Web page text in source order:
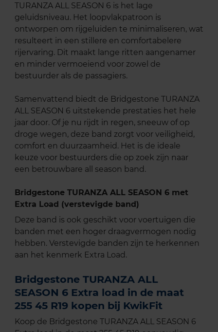
TURANZA ALL SEASON 6 is het lage
geluidsniveau. Het loopvlakpatroon is
ontworpen om rijgeluiden te minimaliseren, wat
resulteert in een stillere en comfortabelere
rijervaring. Dit maakt lange ritten aangenamer
en minder vermoeiend voor zowel de
bestuurder als de passagiers.
Samenvattend biedt de Bridgestone TURANZA
ALL SEASON 6 uitstekende prestaties het hele
jaar door. Of je nu rijdt in regen, sneeuw of op
droge wegen, deze band zorgt voor veiligheid,
comfort en duurzaamheid. Het is de ideale
keuze voor bestuurders die op zoek zijn naar
een betrouwbare all season band.
Bridgestone TURANZA ALL SEASON 6 met
Extra Load (verstevigde band)
Deze band is ook geschikt voor voertuigen die
banden met een hoger draagvermogen nodig
hebben. Verstevigde banden zijn te herkennen
aan het kenmerk Extra Load.
Bridgestone TURANZA ALL
SEASON 6 Extra load in de maat
255 45 R19 kopen bij KwikFit
Koop de Bridgestone TURANZA ALL SEASON 6